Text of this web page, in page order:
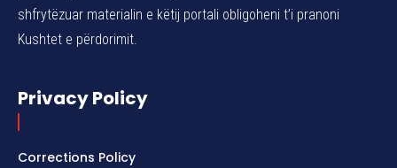
shfrytëzuar materialin e këtij portali obligoheni t’i pranoni
Kushtet e përdorimit.
Privacy Policy
Corrections Policy